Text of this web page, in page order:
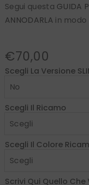
Segui questa GUIDA
ANNODARLA in
€70,00
Scegli La Versione
Scegli Il Ricamo
Scegli Il Colore
Scrivi Qui Quello